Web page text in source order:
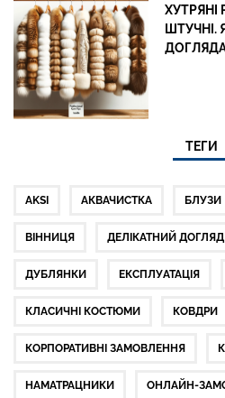
ХУТРЯНІ
ШТУЧНІ.
ТЕГИ
AKSI АКВАЧИСТКА БЛУЗИ
ВІННИЦЯ ДЕЛІКАТНИЙ ДОГЛЯД
ДУБЛЯНКИ ЕКСПЛУАТАЦІЯ
КЛАСИЧНІ КОСТЮМИ КОВДРИ
КОРПОРАТИВНІ ЗАМОВЛЕННЯ
НАМАТРАЦНИКИ ОНЛАЙН-